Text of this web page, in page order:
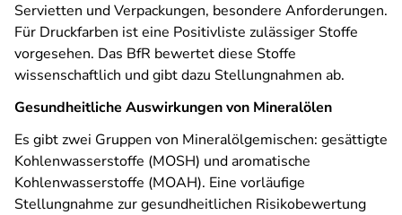
Servietten und Verpackungen, besondere Anforderungen.
Für Druckfarben ist eine Positivliste zulässiger Stoffe
vorgesehen. Das BfR bewertet diese Stoffe
wissenschaftlich und gibt dazu Stellungnahmen ab.
Gesundheitliche Auswirkungen von Mineralölen
Es gibt zwei Gruppen von Mineralölgemischen: gesättigte
Kohlenwasserstoffe (MOSH) und aromatische
Kohlenwasserstoffe (MOAH). Eine vorläufige
Stellungnahme zur gesundheitlichen Risikobewertung